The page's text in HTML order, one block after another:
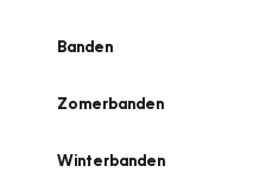
Banden
Zomerbanden
Winterbanden